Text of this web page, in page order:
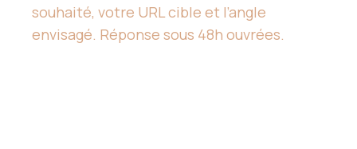
souhaité, votre URL cible et l’angle
envisagé. Réponse sous 48h ouvrées.